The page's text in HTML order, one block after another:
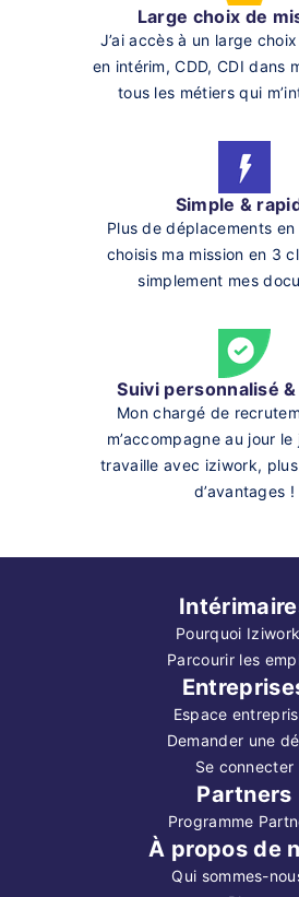
Large choix de
J’ai accès à un large
en intérim, CDD, CDI dans
tous les métiers qui
Simple &
Plus de déplacements
choisis ma mission en 3
simplement mes
Suivi personnalisé
Mon chargé de
m’accompagne au jour le
travaille avec iziwork,
d’avantages !
Pourquoi
Parcourir les
Espace
Demander une
Se connecter
Partners
Programme
À propos de
Qui sommes-